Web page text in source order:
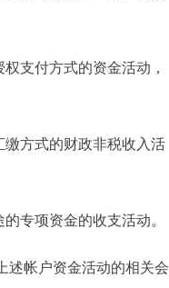
支付方式的资金活动，
方式的财政非税收入活
专项资金的收支活动。
帐户资金活动的相关会